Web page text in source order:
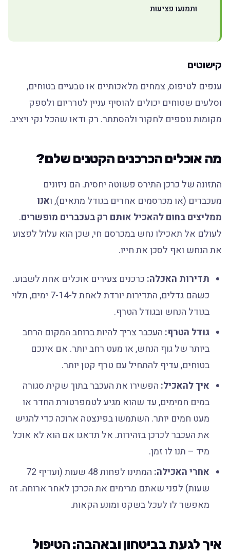
ותמנעו פציעות
קישוטים
ענפים לטיפוס, צמחים מלאכותיים או טבעיים בטוחים,
וסלעים שטוחים יכולים להוסיף עניין לטרריום ולספק
מקומות נוספים לחקור ולהסתתר. רק ודאו שהכל נקי ויציב.
מה אוכלים הכרכנים הקטנים שלנו?
התזונה של כרכן התירס פשוטה יחסית. הם ניזונים
מעכברים (או מכרסמים אחרים בגודל מתאים), ואנו
ממליצים בחום להאכיל אותם רק בעכברים מופשרים.
לעולם אל תאכילו נחש במכרסם חי, שכן הוא עלול לפצוע
את הנחש ואף לסכן את חייו.
תדירות האכלה:כרכנים צעירים אוכלים אחת לשבוע.
כשהם גדלים, התדירות יורדת לאחת ל-7-14 ימים, תלוי
בגודל הנחש ובגודל הטרף.
גודל הטרף:העכבר צריך להיות ברוחב המקום הרחב
ביותר של גוף הנחש, או מעט רחב יותר. אם אינכם
בטוחים, עדיף להתחיל עם טרף קטן יותר.
איך להאכיל:הפשירו את העכבר בתוך שקית סגורה
במים חמימים, עד שהוא מגיע לטמפרטורת החדר או
מעט חמים יותר. השתמשו בפינצטה ארוכה כדי להגיש
את העכבר לכרכן בזהירות. אל תדאגו אם הוא לא אוכל
מיד – תנו לו זמן.
אחרי האכילה:
המתינו לפחות 48 שעות (ועדיף 72
שעות) לפני שאתם מרימים את הכרכן לאחר ארוחה. זה
מאפשר לו לעכל בשקט ומונע הקאות.
איך לגעת בביטחון ובאהבה: הטיפול